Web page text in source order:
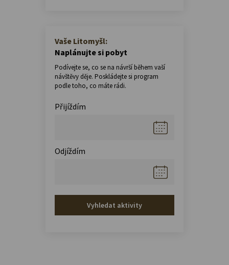
Vaše Litomyšl:
Naplánujte si pobyt
Podívejte se, co se na návrší během vaší
návštěvy děje. Poskládejte si program
podle toho, co máte rádi.
Přijíždím
Odjíždím
Vyhledat aktivity